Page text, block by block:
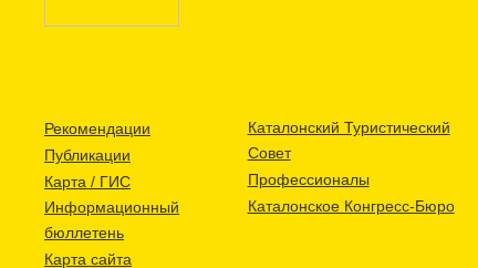
Рекомендации
Публикации
Карта / ГИС
Информационный
бюллетень
Карта сайта
Каталонский Туристический
Совет
Профессионалы
Каталонское Конгресс-Бюро